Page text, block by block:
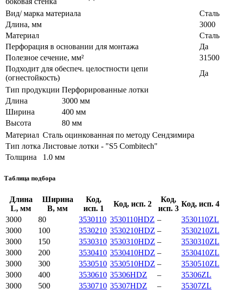
Вид/ марка материала
Сталь
Длина, мм
3000
Материал
Сталь
Перфорация в основании для монтажа
Да
Полезное сечение, мм²
31500
Подходит для обеспеч. целостности цепи
(огнестойкость)
Да
Тип продукции Перфорированные лотки
Длина
3000 мм
Ширина
400 мм
Высота
80 мм
Материал Сталь оцинкованная по методу Сендзимира
Тип лотка Листовые лотки - "S5 Combitech"
Толщина
1.0 мм
Таблица подбора
Длина
L, мм
Ширина
B, мм
Код,
исп. 1
Код, исп. 2
Код,
исп. 3
Код, исп. 4
3000
80 3530110 3530110HDZ –
3530110ZL
3000
100 3530210 3530210HDZ –
3530210ZL
3000
150 3530310 3530310HDZ –
3530310ZL
3000
200 3530410 3530410HDZ –
3530410ZL
3000
300 3530510 3530510HDZ –
3530510ZL
3000
400 3530610 35306HDZ –
35306ZL
3000
500 3530710 35307HDZ –
35307ZL